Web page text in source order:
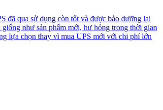
đã qua sử dụng còn tốt và được bảo dưỡng lại
như sản phẩm mới, hư hỏng trong thời gian
lựa chọn thay vì mua UPS mới với chi phí lớn